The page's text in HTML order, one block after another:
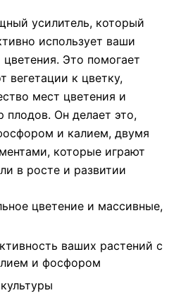
усилитель, который
использует ваши
Это помогает
вегетации к цветку,
мест цветения и
плодов. Он делает это,
и калием, двумя
которые играют
в росте и развитии
цветение и массивные,
ваших растений с
и фосфором